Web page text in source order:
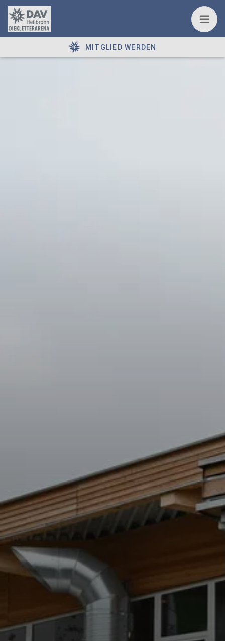
MITGLIED WERDEN